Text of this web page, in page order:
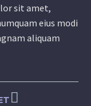
sit amet,
eius modi
aliquam